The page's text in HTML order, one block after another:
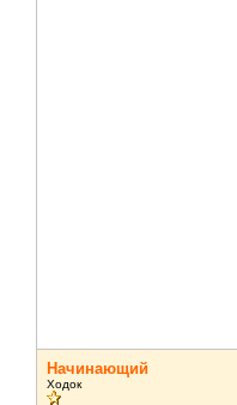
Начинающий
Ходок